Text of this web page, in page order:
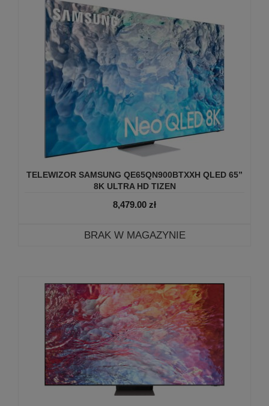
TELEWIZOR SAMSUNG QE65QN900BTXXH QLED 65”
8K ULTRA HD TIZEN
8,479.00 zł
BRAK W MAGAZYNIE